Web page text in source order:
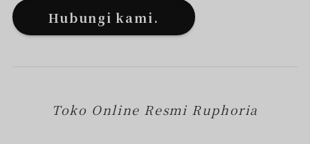
Hubungi kami.
Toko Online Resmi Ruphoria